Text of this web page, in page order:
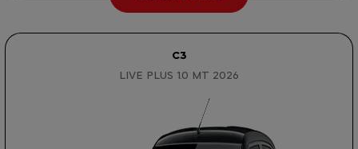
C3
LIVE PLUS 1.0 MT 2026